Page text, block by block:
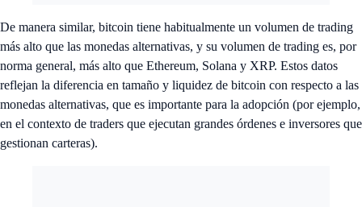
De manera similar, bitcoin tiene habitualmente un volumen de trading
más alto que las monedas alternativas, y su volumen de trading es, por
norma general, más alto que Ethereum, Solana y XRP. Estos datos
reflejan la diferencia en tamaño y liquidez de bitcoin con respecto a las
monedas alternativas, que es importante para la adopción (por ejemplo,
en el contexto de traders que ejecutan grandes órdenes e inversores que
gestionan carteras).